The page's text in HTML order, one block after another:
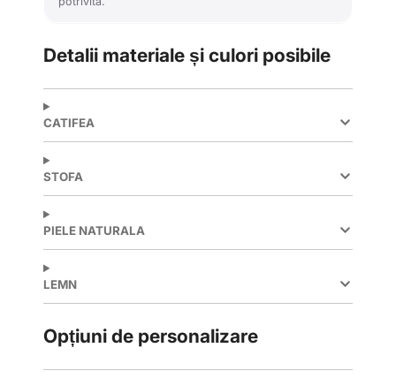
Detalii materiale și culori posibile
CATIFEA
STOFA
PIELE NATURALA
LEMN
Opțiuni de personalizare